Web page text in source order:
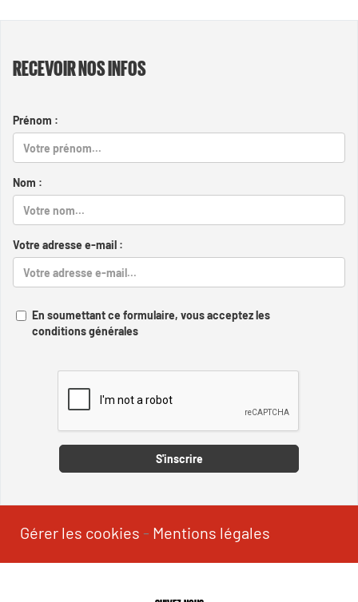
RECEVOIR NOS INFOS
Prénom :
Nom :
Votre adresse e-mail :
En soumettant ce formulaire, vous acceptez les
conditions générales
S'inscrire
Gérer les cookies - Mentions légales